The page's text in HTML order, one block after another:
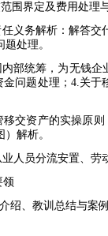
围界定及费用处理
义务解析：解答
处理。
部统筹，为无钱企
问题处理； 4.关于
移交资产的实操原则
解析。
人员分流安置、劳
领
绍、教训总结与案